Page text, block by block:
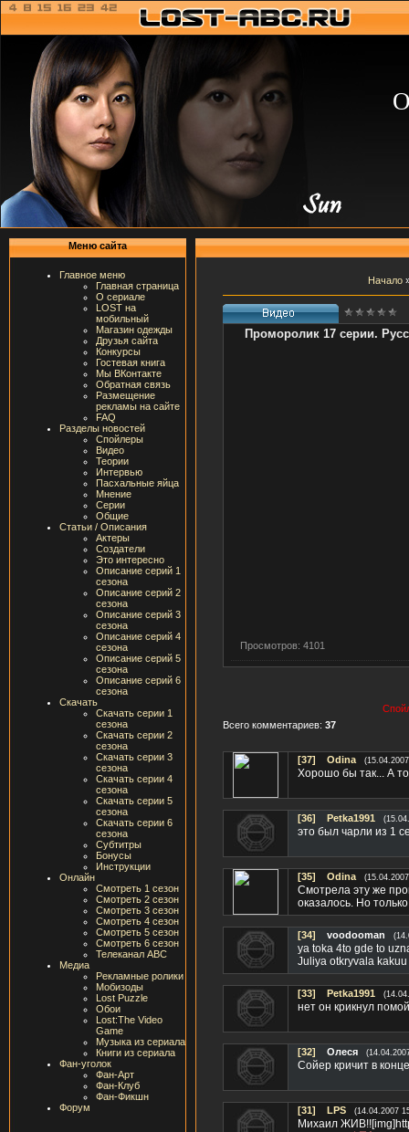
Меню сайта
Главное меню
Главная страница
О сериале
LOST на
мобильный
Магазин одежды
Друзья сайта
Конкурсы
Гостевая книга
Мы ВКонтакте
Обратная связь
Размещение
рекламы на сайте
FAQ
Разделы новостей
Спойлеры
Видео
Теории
Интервью
Пасхальные яйца
Мнение
Серии
Общие
Статьи / Описания
Актеры
Создатели
Это интересно
Описание серий 1
сезона
Описание серий 2
сезона
Описание серий 3
сезона
Описание серий 4
сезона
Описание серий 5
сезона
Описание серий 6
сезона
Скачать
Скачать серии 1
сезона
Скачать серии 2
сезона
Скачать серии 3
сезона
Скачать серии 4
сезона
Скачать серии 5
сезона
Скачать серии 6
сезона
Субтитры
Бонусы
Инструкции
Онлайн
Смотреть 1 сезон
Смотреть 2 сезон
Смотреть 3 сезон
Смотреть 4 сезон
Смотреть 5 сезон
Смотреть 6 сезон
Телеканал ABC
Медиа
Рекламные ролики
Мобизоды
Lost Puzzle
Обои
Lost:The Video
Game
Музыка из сериала
Книги из сериала
Фан-уголок
Фан-Арт
Фан-Клуб
Фан-Фикшн
Форум
Начало
Проморолик 17 серии.
Просмотров: 4101
Всего комментариев: 37
[37] Odina
Хорошо бы так... А
[36] Petka1991
это был чарли из 1
[35] Odina
Смотрела эту же
оказалось. Но
[34] voodooman
ya toka 4to gde to
Juliya otkryvala
[33] Petka1991
нет он крикнул
[32] Олеся
Сойер кричит в
[31] LPS (14.04.2007
Михаил